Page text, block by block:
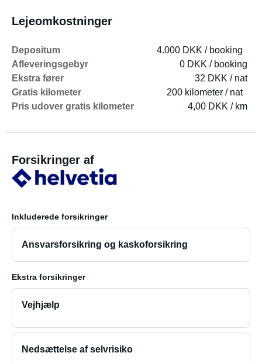
Lejeomkostninger
Depositum
4.000 DKK / booking
Afleveringsgebyr
0 DKK / booking
Ekstra fører
32 DKK / nat
Gratis kilometer
200 kilometer / nat
Pris udover gratis kilometer
4,00 DKK / km
Forsikringer af
Inkluderede forsikringer
Ansvarsforsikring og kaskoforsikring
Ekstra forsikringer
Vejhjælp
Nedsættelse af selvrisiko